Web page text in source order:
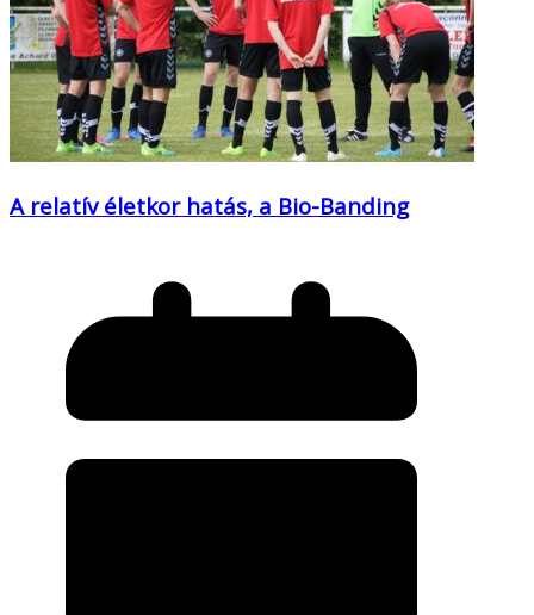
A relatív életkor hatás, a Bio-Banding